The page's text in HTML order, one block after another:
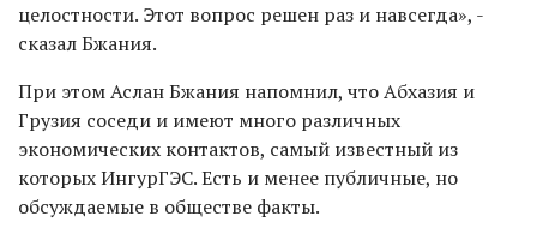
целостности. Этот вопрос решен раз и навсегда», -
сказал Бжания.
При этом Аслан Бжания напомнил, что Абхазия и
Грузия соседи и имеют много различных
экономических контактов, самый известный из
которых ИнгурГЭС. Есть и менее публичные, но
обсуждаемые в обществе факты.